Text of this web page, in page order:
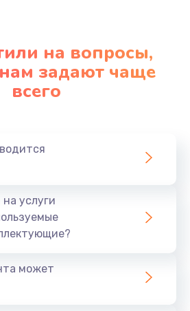
на вопросы,
задают чаще
всего
услуги
может